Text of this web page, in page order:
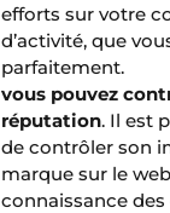
efforts sur votre
d’activité, que
parfaitement.
vous pouvez
réputation. Il est
de contrôler son
marque sur le
connaissance